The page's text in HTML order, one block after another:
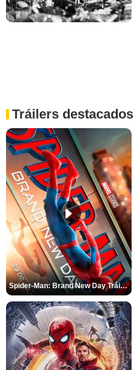
Tráilers destacados
Spider-Man: Brand New Day Tráiler (3)